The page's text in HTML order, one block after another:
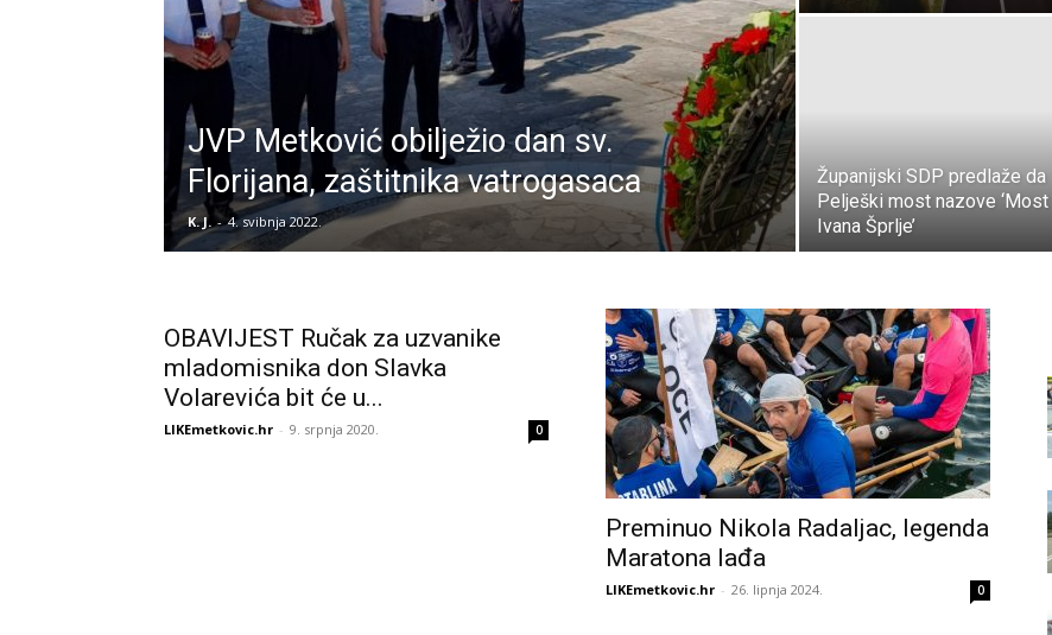
JVP Metković obilježio dan sv.
Florijana, zaštitnika vatrogasaca
K. J. - 4. svibnja 2022.
Županijski SDP predlaže da
Pelješki most nazove ‘Most
Ivana Šprlje’
OBAVIJEST Ručak za uzvanike
mladomisnika don Slavka
Volarevića bit će u...
LIKEmetkovic.hr - 9. srpnja 2020. 0
Preminuo Nikola Radaljac, legenda
Maratona lađa
LIKEmetkovic.hr - 26. lipnja 2024. 0